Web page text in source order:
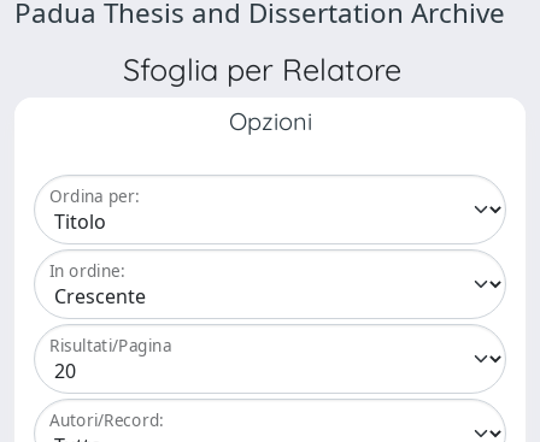
Padua Thesis and Dissertation Archive
Sfoglia per Relatore
Opzioni
Ordina per:
In ordine:
Risultati/Pagina
Autori/Record: